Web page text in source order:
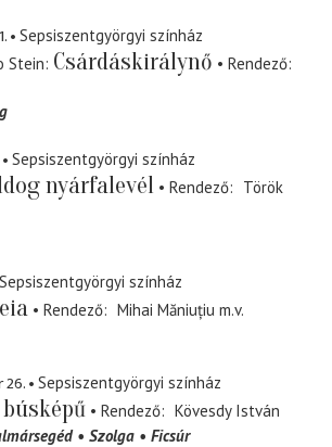
Sepsiszentgyörgyi színház
Stein Csárdáskirálynő
Rendező
Sepsiszentgyörgyi színház
nyárfalevél Rendező
Török
Sepsiszentgyörgyi színház
Rendező Mihai Măniuțiu m.v.
Sepsiszentgyörgyi színház
Rendező
Kövesdy István
Szolga Ficsúr